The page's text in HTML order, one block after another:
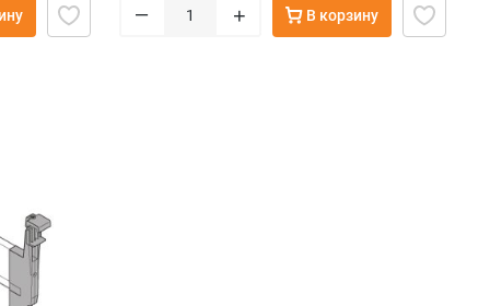
– + В корзину